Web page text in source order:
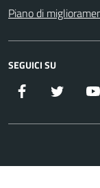
Piano di
SEGUICI SU
Facebook Twitter